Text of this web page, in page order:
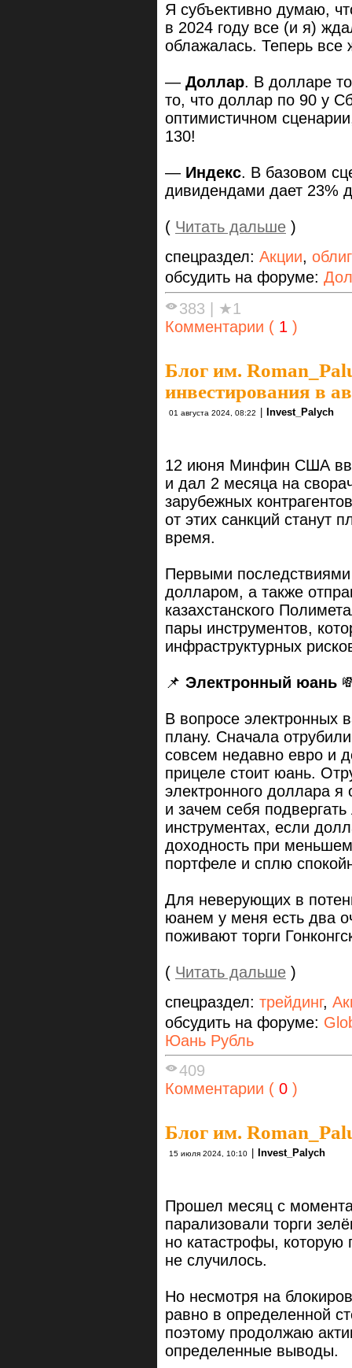
Я субъективно думаю,
в 2024 году все (и я)
облажалась. Теперь все
— Доллар. В долларе
то, что доллар по 90 у
оптимистичном
130!
— Индекс. В базовом
дивидендами дает 23%
( Читать дальше )
спецраздел: Акции,
обсудить на форуме:
383 | ★1
Комментарии ( 1 )
Блог им.
инвестирования в
01 августа 2024, 08:22 | Invest_Palych
12 июня Минфин США
и дал 2 месяца на
зарубежных
от этих санкций станут
время.
Первыми последствиями
долларом, а также
казахстанского
пары инструментов,
инфраструктурных
📌 Электронный юань
В вопросе электронных
плану. Сначала
совсем недавно евро и
прицеле стоит юань.
электронного доллара
и зачем себя
инструментах, если
доходность при
портфеле и сплю
Для неверующих в
юанем у меня есть два
поживают торги
( Читать дальше )
спецраздел: трейдинг,
обсудить на форуме:
Юань Рубль
409
Комментарии ( 0 )
Блог им.
15 июля 2024, 10:10 Invest_Palych
Прошел месяц с
парализовали торги
но катастрофы, которую
не случилось.
Но несмотря на
равно в определенной
поэтому продолжаю
определенные выводы.